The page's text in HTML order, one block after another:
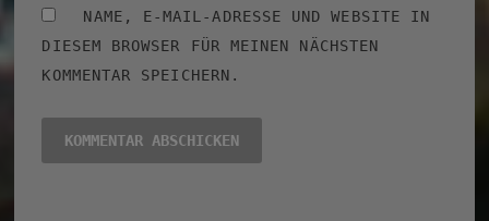
NAME, E-MAIL-ADRESSE UND WEBSITE IN
DIESEM BROWSER FÜR MEINEN NÄCHSTEN
KOMMENTAR SPEICHERN.